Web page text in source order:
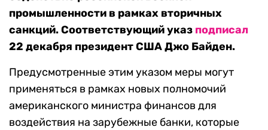
промышленности в рамках вторичных
санкций. Соответствующий указ подписал
22 декабря президент США Джо Байден.
Предусмотренные этим указом меры могут
применяться в рамках новых полномочий
американского министра финансов для
воздействия на зарубежные банки, которые